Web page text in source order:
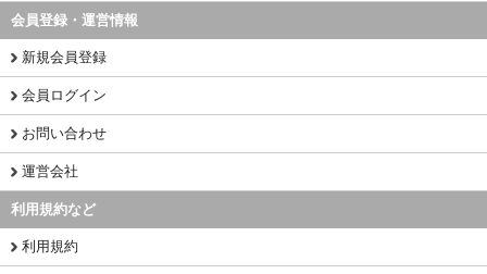
会員登録・運営情報
新規会員登録
会員ログイン
お問い合わせ
運営会社
利用規約など
利用規約